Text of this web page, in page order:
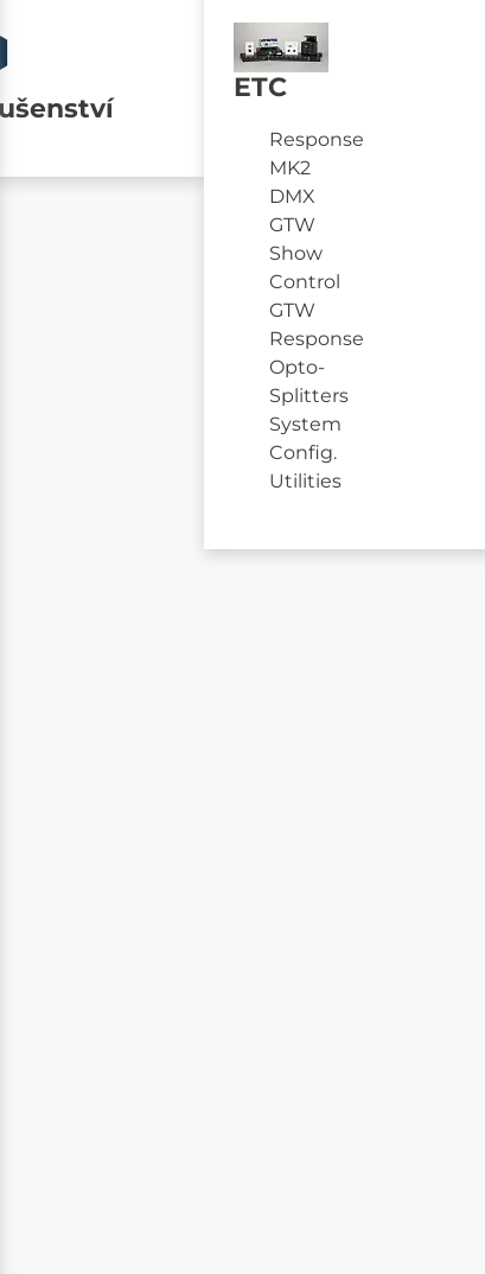
ETC
Response
MK2
DMX
GTW
Show
Control
GTW
Response
Opto-
Splitters
System
Config.
Utilities